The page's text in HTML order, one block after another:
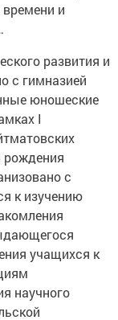
и
развития и
с гимназией
юношеские
I
рождения
с
к изучению
учащихся к
научного